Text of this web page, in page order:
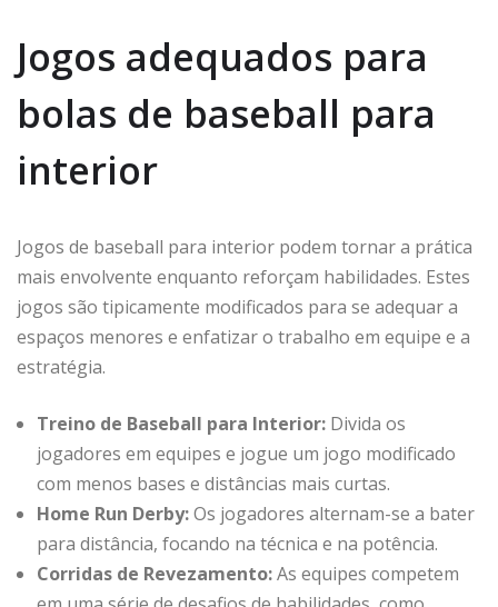
Jogos adequados para
bolas de baseball para
interior
Jogos de baseball para interior podem tornar a prática
mais envolvente enquanto reforçam habilidades. Estes
jogos são tipicamente modificados para se adequar a
espaços menores e enfatizar o trabalho em equipe e a
estratégia.
Treino de Baseball para Interior: Divida os
jogadores em equipes e jogue um jogo modificado
com menos bases e distâncias mais curtas.
Home Run Derby:Os jogadores alternam-se a bater
para distância, focando na técnica e na potência.
Corridas de Revezamento:As equipes competem